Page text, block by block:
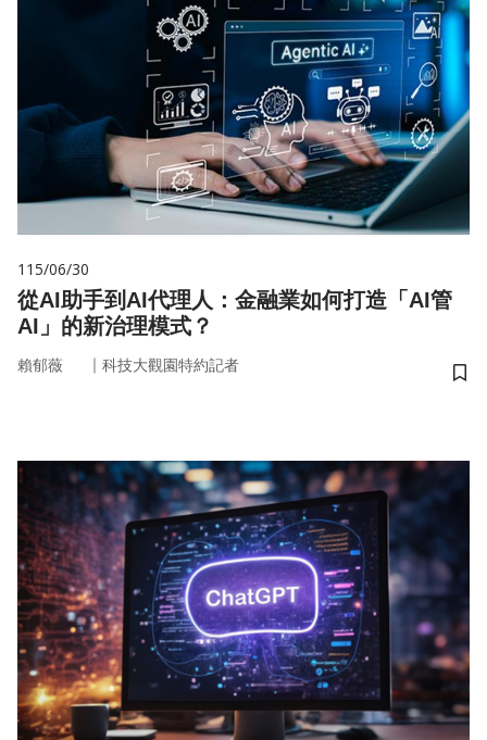
115/06/30
從AI助手到AI代理人：金融業如何打造「AI管
AI」的新治理模式？
賴郁薇 ｜ 科技大觀園特約記者
儲